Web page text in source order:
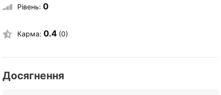
Рівень: 0
Карма: 0.4 (0)
Досягнення